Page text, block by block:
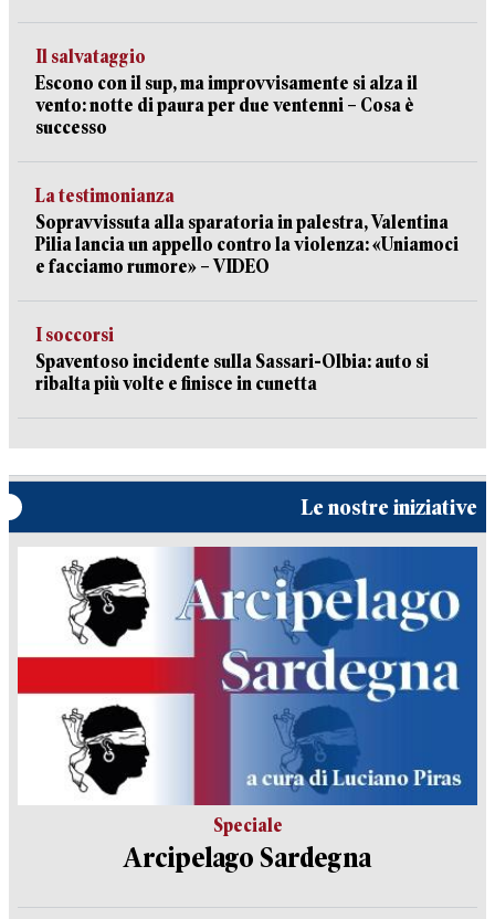
Il salvataggio
Escono con il sup, ma improvvisamente si alza il
vento: notte di paura per due ventenni – Cosa è
successo
La testimonianza
Sopravvissuta alla sparatoria in palestra, Valentina
Pilia lancia un appello contro la violenza: «Uniamoci
e facciamo rumore» – VIDEO
I soccorsi
Spaventoso incidente sulla Sassari-Olbia: auto si
ribalta più volte e finisce in cunetta
Le nostre iniziative
Speciale
Arcipelago Sardegna